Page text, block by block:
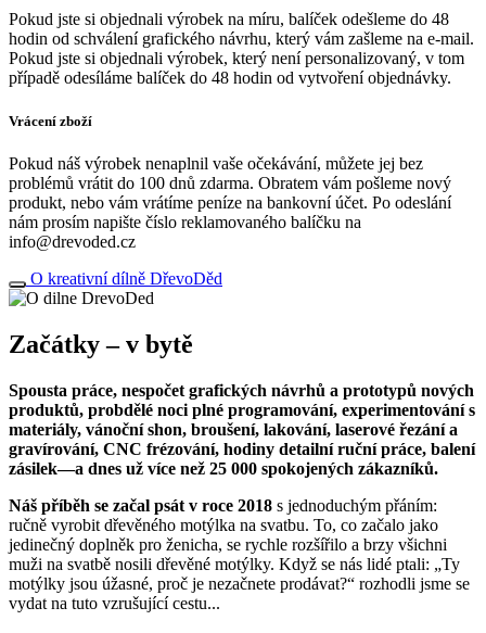
Pokud jste si objednali výrobek na míru, balíček odešleme do 48
hodin od schválení grafického návrhu, který vám zašleme na e-mail.
Pokud jste si objednali výrobek, který není personalizovaný, v tom
případě odesíláme balíček do 48 hodin od vytvoření objednávky.
Vrácení zboží
Pokud náš výrobek nenaplnil vaše očekávání, můžete jej bez
problémů vrátit do 100 dnů zdarma. Obratem vám pošleme nový
produkt, nebo vám vrátíme peníze na bankovní účet. Po odeslání
nám prosím napište číslo reklamovaného balíčku na
info@drevoded.cz
O kreativní dílně DřevoDěd
Začátky – v bytě
Spousta práce, nespočet grafických návrhů a prototypů nových
produktů, probdělé noci plné programování, experimentování s
materiály, vánoční shon, broušení, lakování, laserové řezání a
gravírování, CNC frézování, hodiny detailní ruční práce, balení
zásilek—a dnes už více než 25 000 spokojených zákazníků.
Náš příběh se začal psát v roce 2018 s jednoduchým přáním:
ručně vyrobit dřevěného motýlka na svatbu. To, co začalo jako
jedinečný doplněk pro ženicha, se rychle rozšířilo a brzy všichni
muži na svatbě nosili dřevěné motýlky. Když se nás lidé ptali: „Ty
motýlky jsou úžasné, proč je nezačnete prodávat?“ rozhodli jsme se
vydat na tuto vzrušující cestu...